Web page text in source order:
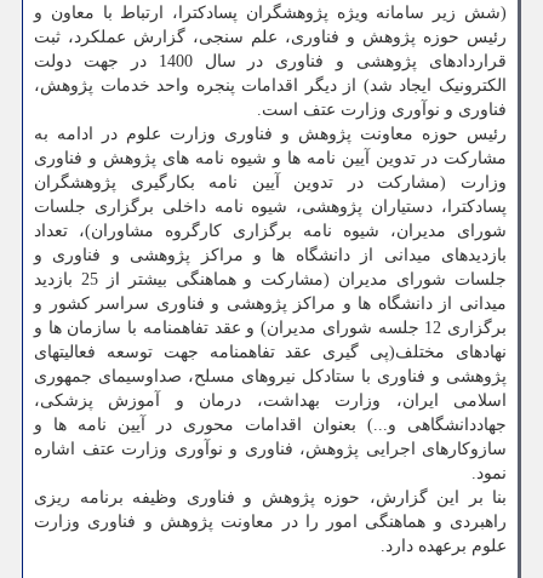
(شش زیر سامانه ویژه پژوهشگران پسادکترا، ارتباط با معاون و
رئیس حوزه پژوهش و فناوری، علم سنجی، گزارش عملکرد، ثبت
قراردادهای پژوهشی و فناوری در سال 1400 در جهت دولت
الکترونیک ایجاد شد) از دیگر اقدامات پنجره واحد خدمات پژوهش،
فناوری و نوآوری وزارت عتف است.
رئیس حوزه معاونت پژوهش و فناوری وزارت علوم در ادامه به
مشارکت در تدوین آیین نامه ها و شیوه نامه های پژوهش و فناوری
وزارت (مشارکت در تدوین آیین نامه بکارگیری پژوهشگران
پسادکترا، دستیاران پژوهشی، شیوه نامه داخلی برگزاری جلسات
شورای مدیران، شیوه نامه برگزاری کارگروه مشاوران)، تعداد
بازدیدهای میدانی از دانشگاه ها و مراکز پژوهشی و فناوری و
جلسات شورای مدیران (مشارکت و هماهنگی بیشتر از 25 بازدید
میدانی از دانشگاه ها و مراکز پژوهشی و فناوری سراسر کشور و
برگزاری 12 جلسه شورای مدیران) و عقد تفاهمنامه با سازمان ها و
نهادهای مختلف(پی گیری عقد تفاهمنامه جهت توسعه فعالیتهای
پژوهشی و فناوری با ستادکل نیروهای مسلح، صداوسیمای جمهوری
اسلامی ایران، وزارت بهداشت، درمان و آموزش پزشکی،
جهاددانشگاهی و...) بعنوان اقدامات محوری در آیین نامه ها و
سازوکارهای اجرایی پژوهش، فناوری و نوآوری وزارت عتف اشاره
نمود.
بنا بر این گزارش، حوزه پژوهش و فناوری وظیفه برنامه ریزی
راهبردی و هماهنگی امور را در معاونت پژوهش و فناوری وزارت
علوم برعهده دارد.